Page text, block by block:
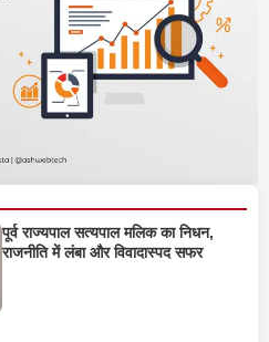
पूर्व राज्यपाल सत्यपाल मलिक का निधन,
राजनीति में लंबा और विवादास्पद सफर